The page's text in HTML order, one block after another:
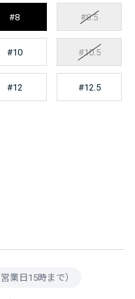
#8 #8.5
#10 #10.5
#12 #12.5
業日15時まで）